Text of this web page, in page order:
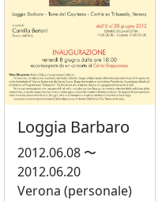
Loggia Barbaro
2012.06.08 〜
2012.06.20
Verona (personale)